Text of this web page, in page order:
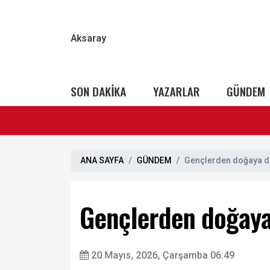
Aksaray
SON DAKİKA YAZARLAR GÜNDEM
ANA SAYFA GÜNDEM Gençlerden doğaya
Gençlerden
20 Mayıs, 2026, Çarşamba 06:49